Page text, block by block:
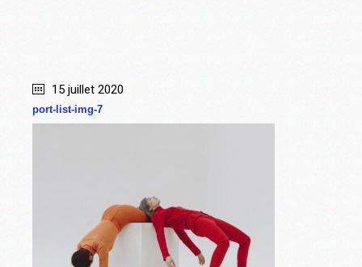
15 juillet 2020
port-list-img-7